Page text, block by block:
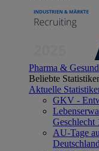
Pharma &
Beliebte
Aktuelle
GKV -
Geschlecht
AU-Tage